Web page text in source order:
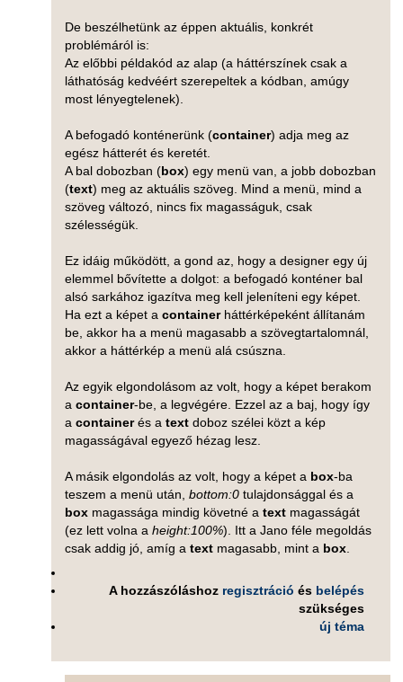
De beszélhetünk az éppen aktuális, konkrét
problémáról is:
Az előbbi példakód az alap (a háttérszínek csak a
láthatóság kedvéért szerepeltek a kódban, amúgy
most lényegtelenek).
A befogadó konténerünk (container) adja meg az
egész hátterét és keretét.
A bal dobozban (box) egy menü van, a jobb dobozban
(text) meg az aktuális szöveg. Mind a menü, mind a
szöveg változó, nincs fix magasságuk, csak
szélességük.
Ez idáig működött, a gond az, hogy a designer egy új
elemmel bővítette a dolgot: a befogadó konténer bal
alsó sarkához igazítva meg kell jeleníteni egy képet.
Ha ezt a képet a container háttérképeként állítanám
be, akkor ha a menü magasabb a szövegtartalomnál,
akkor a háttérkép a menü alá csúszna.
Az egyik elgondolásom az volt, hogy a képet berakom
a container-be, a legvégére. Ezzel az a baj, hogy így
a containerés a text doboz szélei közt a kép
magasságával egyező hézag lesz.
A másik elgondolás az volt, hogy a képet a box-ba
teszem a menü után, bottom:0tulajdonsággal és a
box magassága mindig követné a text magasságát
(ez lett volna a height:100%). Itt a Jano féle megoldás
csak addig jó, amíg a text magasabb, mint a box.
A hozzászóláshoz regisztráció és belépés
szükséges
új téma